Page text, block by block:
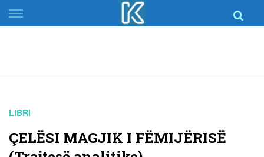
Skip
to
LIBRI
ÇELËSI MAGJIK I FËMIJËRISË